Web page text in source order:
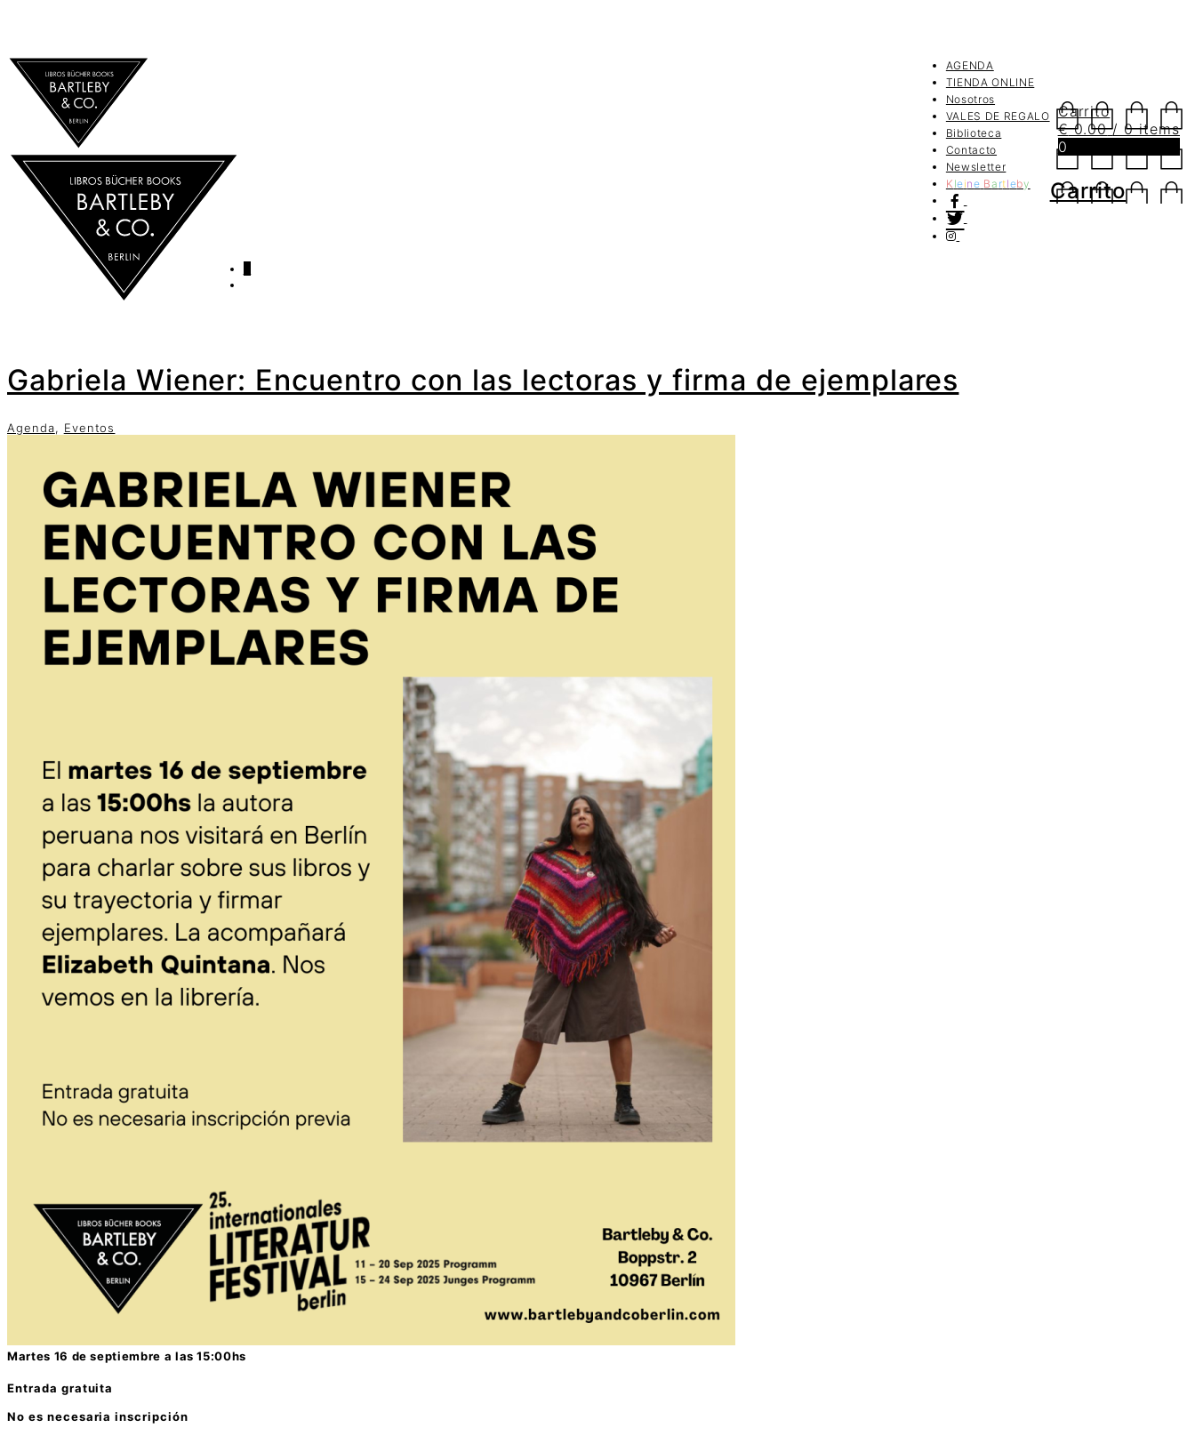
AGENDA
TIENDA ONLINE
Nosotros
VALES DE REGALO
Biblioteca
Contacto
Newsletter
K leine Ba rtleby
Carrito
€0.00 / 0 items
0
Carrito
Gabriela Wiener: Encuentro con las lectoras y firma de ejemplares
Agenda, Eventos
Martes 16 de septiembre a las 15:00hs
Entrada gratuita
No es necesaria inscripción